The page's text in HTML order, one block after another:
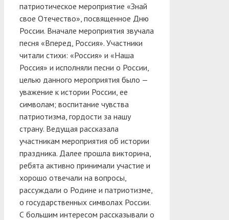
патриотическое мероприятие «Знай
свое Отечество», посвященное Дню
России. Вначале мероприятия звучала
песня «Вперед, Россия». Участники
читали стихи: «Россия» и «Наша
Россия» и исполняли песни о России,
целью данного мероприятия было —
уважение к истории России, ее
символам; воспитание чувства
патриотизма, гордости за нашу
страну. Ведущая рассказала
участникам мероприятия об истории
праздника. Далее прошла викторина,
ребята активно принимали участие и
хорошо отвечали на вопросы,
рассуждали о Родине и патриотизме,
о государственных символах России.
С большим интересом рассказывали о